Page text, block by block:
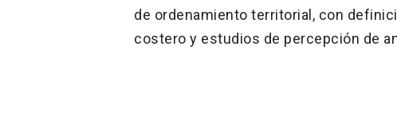
de ordenamiento territorial, con
costero y estudios de percepción de